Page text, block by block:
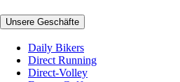
Unsere Geschäfte
Daily Bikers
Direct Running
Direct-Volley